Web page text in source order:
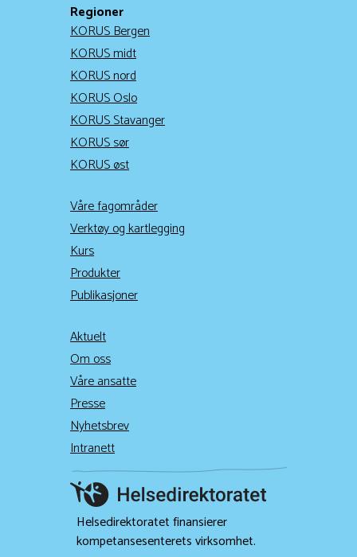
Regioner
KORUS Bergen
KORUS midt
KORUS nord
KORUS Oslo
KORUS Stavanger
KORUS sør
KORUS øst
Våre fagområder
Verktøy og kartlegging
Kurs
Produkter
Publikasjoner
Aktuelt
Om oss
Våre ansatte
Presse
Nyhetsbrev
Intranett
Helsedirektoratet finansierer
kompetansesenterets virksomhet.